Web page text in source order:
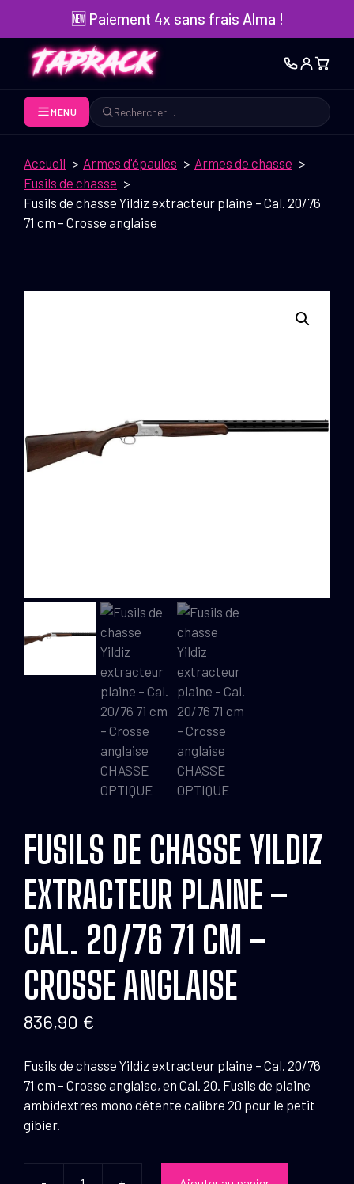
contenu
🆕 Paiement 4x sans frais Alma !
MENU
Rechercher
Accueil Armes d'épaules
Armes de chasse
Fusils de chasse
Fusils de chasse Yildiz extracteur plaine – Cal. 20/76
71 cm – Crosse anglaise
FUSILS DE CHASSE YILDIZ
EXTRACTEUR PLAINE –
CAL. 20/76 71 CM –
CROSSE ANGLAISE
836,90 €
Fusils de chasse Yildiz extracteur plaine – Cal. 20/76
71 cm – Crosse anglaise, en Cal. 20. Fusils de plaine
ambidextres mono détente calibre 20 pour le petit
gibier.